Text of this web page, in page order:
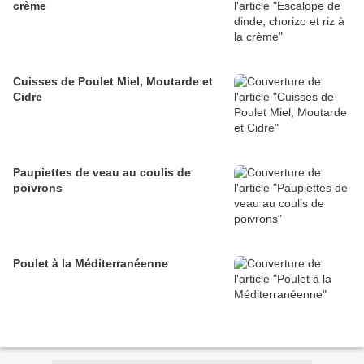
crème
Cuisses de Poulet Miel, Moutarde et
Cidre
Paupiettes de veau au coulis de
poivrons
Poulet à la Méditerranéenne